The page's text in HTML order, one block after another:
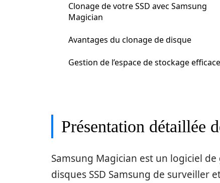
Clonage de votre SSD avec Samsung
Magician
Avantages du clonage de disque
Gestion de l’espace de stockage efficace
Présentation détaillée
Samsung Magician est un logiciel
disques SSD Samsung de surveiller